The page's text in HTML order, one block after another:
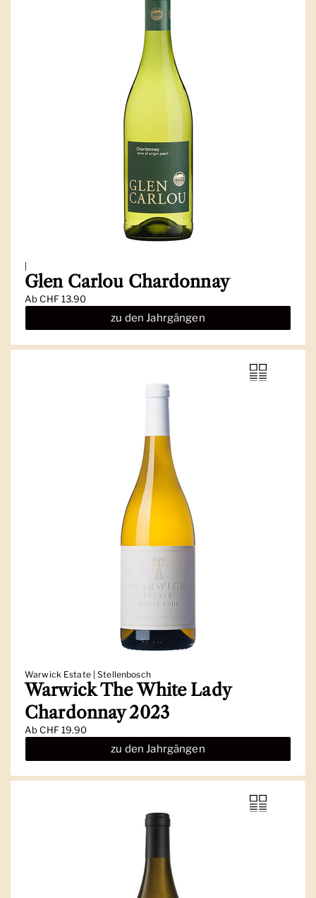
|
Glen Carlou Chardonnay
AbCHF 13.90
zu den Jahrgängen
Warwick Estate | Stellenbosch
Warwick The White Lady
Chardonnay 2023
AbCHF 19.90
zu den Jahrgängen